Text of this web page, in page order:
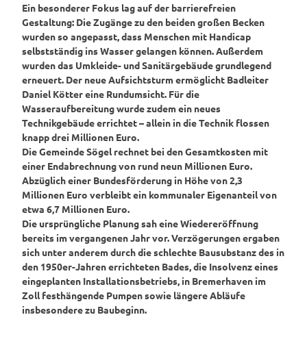
Ein besonderer Fokus lag auf der barrierefreien
Gestaltung: Die Zugänge zu den beiden großen Becken
wurden so angepasst, dass Menschen mit Handicap
selbstständig ins Wasser gelangen können. Außerdem
wurden das Umkleide- und Sanitärgebäudegrundlegend
erneuert. Der neue Aufsichtsturm ermöglicht Badleiter
Daniel Köttereine Rundumsicht. Für die
Wasseraufbereitung wurde zudem ein neues
Technikgebäudeerrichtet – allein in die Technik flossen
knappdrei Millionen Euro.
Die Gemeinde Sögel rechnet bei den Gesamtkosten mit
einer Endabrechnung von rund neun Millionen Euro.
Abzüglich einer Bundesförderung in Höhe von2,3
Millionen Euro verbleibt ein kommunaler Eigenanteil von
etwa 6,7 Millionen Euro.
Die ursprüngliche Planung sah eine Wiedereröffnung
bereits im vergangenen Jahr vor. Verzögerungen ergaben
sich unter anderem durch dieschlechte Bausubstanzdes in
den 1950er-Jahren errichteten Bades, die Insolvenzeines
eingeplanten Installationsbetriebs, in Bremerhaven im
Zollfesthängende Pumpen sowie längere Abläufe
insbesondere zu Baubeginn.